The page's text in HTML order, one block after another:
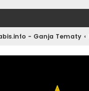
- Ganja Tematy